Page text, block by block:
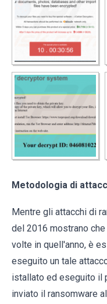
Metodologia di
Mentre gli attacchi di
del 2016 mostrano
volte in quell'anno, è
eseguito un tale
istallato ed eseguito il
inviato il ransomware